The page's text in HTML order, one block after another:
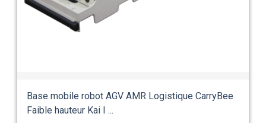
Base mobile robot AGV AMR Logistique CarryBee
Faible hauteur Kai I ...